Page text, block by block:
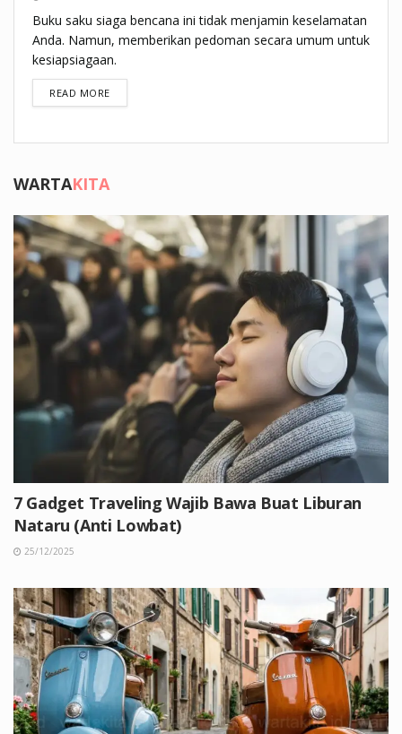
Buku saku siaga bencana ini tidak menjamin keselamatan
Anda. Namun, memberikan pedoman secara umum untuk
kesiapsiagaan.
READ MOREDETAILS
WARTAKITA
7 Gadget Traveling Wajib Bawa Buat Liburan
Nataru (Anti Lowbat)
25/12/2025